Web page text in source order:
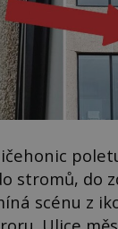
stromů, do
scénu z